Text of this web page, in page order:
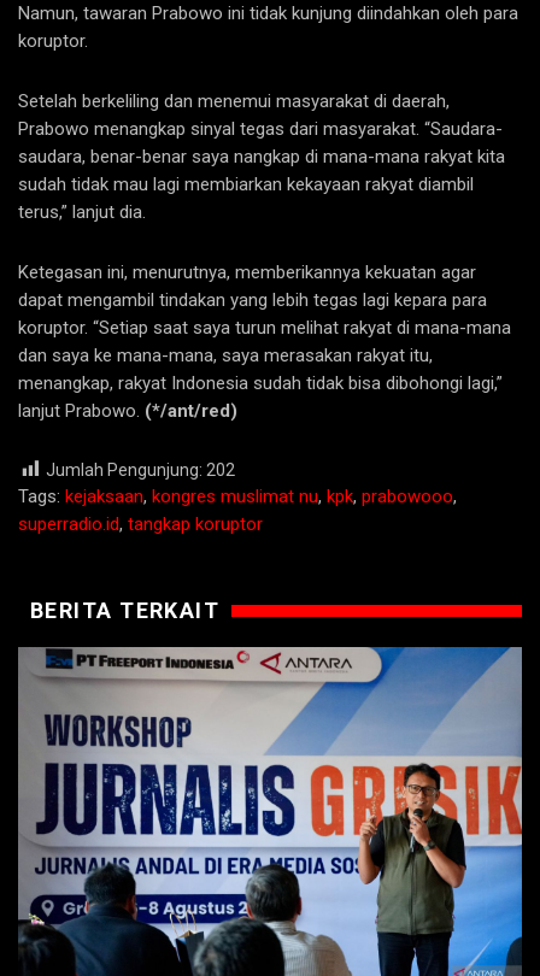
Namun, tawaran Prabowo ini tidak kunjung diindahkan oleh para
koruptor.
Setelah berkeliling dan menemui masyarakat di daerah,
Prabowo menangkap sinyal tegas dari masyarakat. “Saudara-
saudara, benar-benar saya nangkap di mana-mana rakyat kita
sudah tidak mau lagi membiarkan kekayaan rakyat diambil
terus,” lanjut dia.
Ketegasan ini, menurutnya, memberikannya kekuatan agar
dapat mengambil tindakan yang lebih tegas lagi kepara para
koruptor. “Setiap saat saya turun melihat rakyat di mana-mana
dan saya ke mana-mana, saya merasakan rakyat itu,
menangkap, rakyat Indonesia sudah tidak bisa dibohongi lagi,”
lanjut Prabowo. (*/ant/red)
Jumlah Pengunjung: 202
Tags: kejaksaan, kongres muslimat nu, kpk, prabowooo,
superradio.id, tangkap koruptor
BERITA TERKAIT